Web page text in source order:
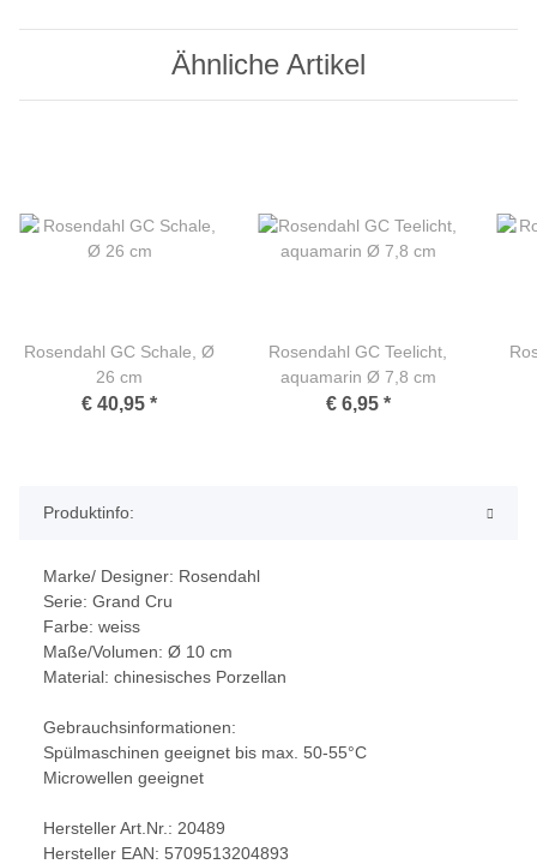
Produktinfo:
Marke/ Designer: Rosendahl
Serie: Grand Cru
Farbe: weiss
Maße/Volumen: Ø 10 cm
Material: chinesisches Porzellan
Gebrauchsinformationen:
Spülmaschinen geeignet bis max. 50-55°C
Microwellen geeignet
Hersteller Art.Nr.: 20489
Hersteller EAN: 5709513204893
Ähnliche Artikel
Rosendahl GC Schale, Ø
26 cm
€ 40,95 *
Rosendahl GC Teelicht,
aquamarin Ø 7,8 cm
€ 6,95 *